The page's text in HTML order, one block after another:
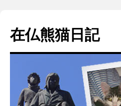
在仏熊猫日記